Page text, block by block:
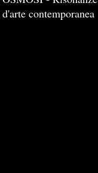
d'arte contemporanea